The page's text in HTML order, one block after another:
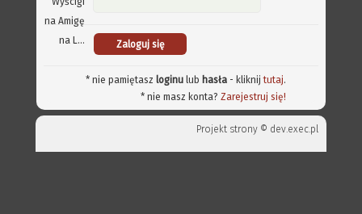
na Amigę
na L...
* nie pamiętasz loginu lub hasła - kliknijtutaj.
* nie masz konta? Zarejestruj się!
Projekt strony © dev.exec.pl